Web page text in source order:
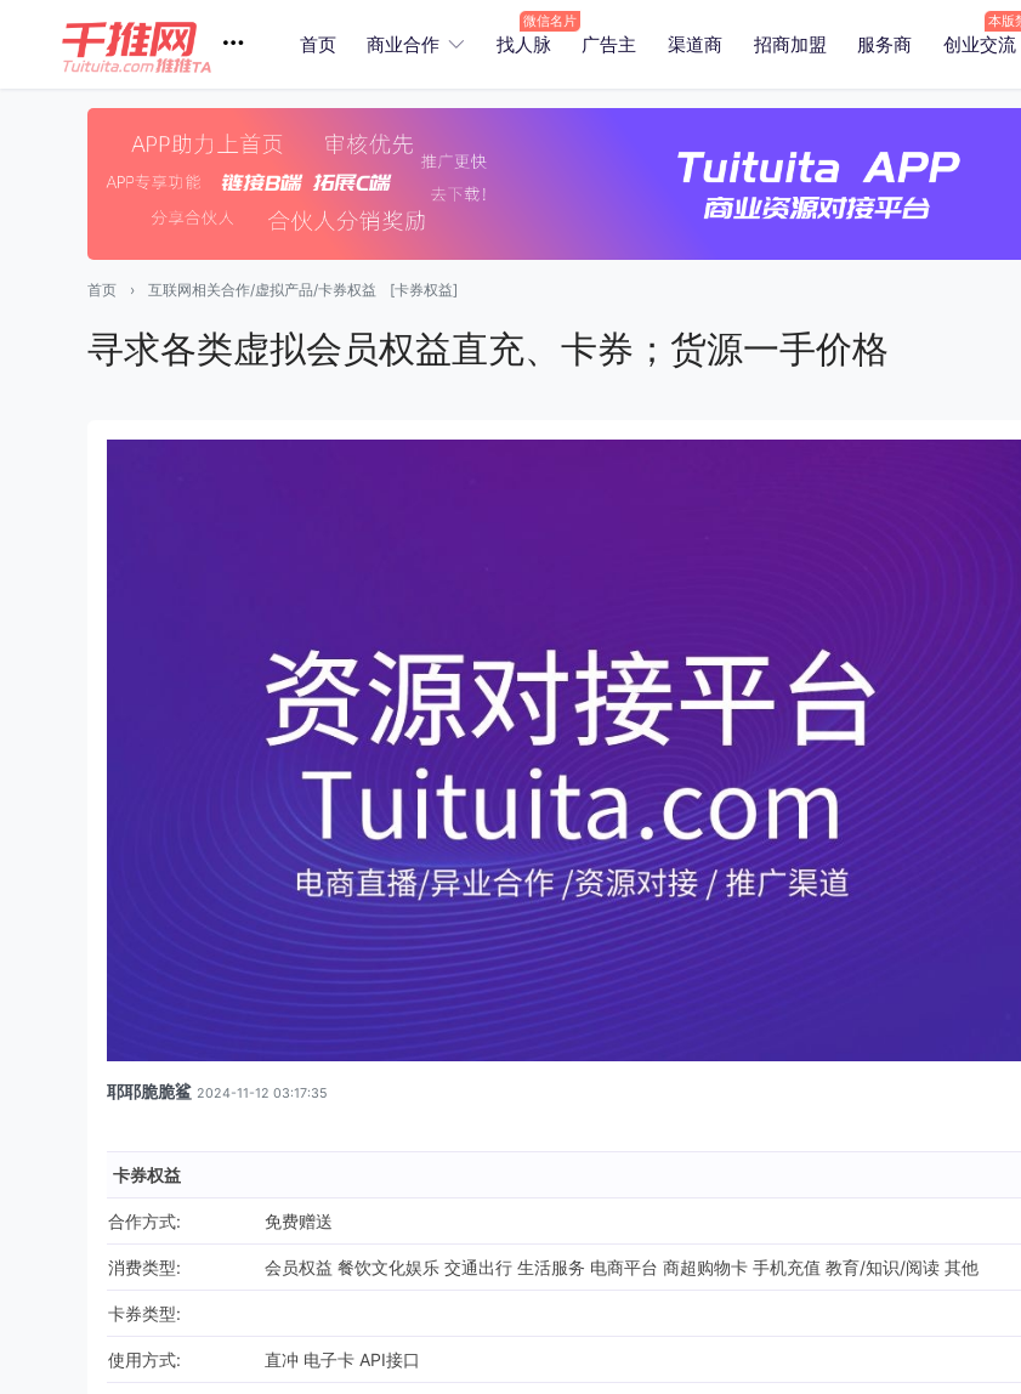
首页 商业合作 找人脉 广告主 渠道商 招商加盟 服务商 创业交流
首页 › 互联网相关合作/虚拟产品/卡券权益 [卡券权益]
寻求各类虚拟会员权益直充、卡券；货源一手价格
耶耶脆脆鲨 2024-11-12 03:17:35
卡券权益
合作方式: 免费赠送
消费类型: 会员权益 餐饮文化娱乐 交通出行 生活服务 电商平台 商超购物卡 手机充值 教育/知识/阅读 其他
卡券类型:
使用方式: 直冲 电子卡 API接口